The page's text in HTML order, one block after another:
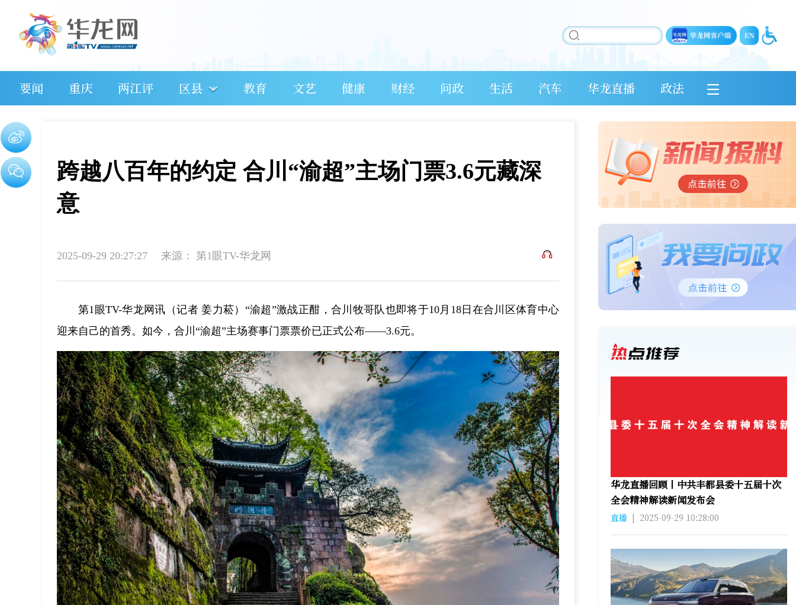
要闻 重庆 两江评 区县 教育 文艺 健康 财经 问政 生活 汽车 华龙直播 政法
跨越八百年的约定 合川“渝超”主场门票3.6元藏深
意
2025-09-29 20:27:27 来源： 第1眼TV-华龙网
第1眼TV-华龙网讯（记者 姜力菘）“渝超”激战正酣，合川牧哥队也即将于10月18日在合川区体育中心
迎来自己的首秀。如今，合川“渝超”主场赛事门票票价已正式公布——3.6元。
华龙直播回顾丨中共丰都县委十五届十次
全会精神解读新闻发布会
直播 | 2025-09-29 10:28:00